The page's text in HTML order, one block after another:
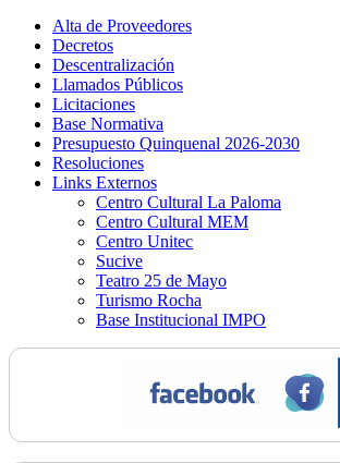
Alta de Proveedores
Decretos
Descentralización
Llamados Públicos
Licitaciones
Base Normativa
Presupuesto Quinquenal 2026-2030
Resoluciones
Links Externos
Centro Cultural La Paloma
Centro Cultural MEM
Centro Unitec
Sucive
Teatro 25 de Mayo
Turismo Rocha
Base Institucional IMPO